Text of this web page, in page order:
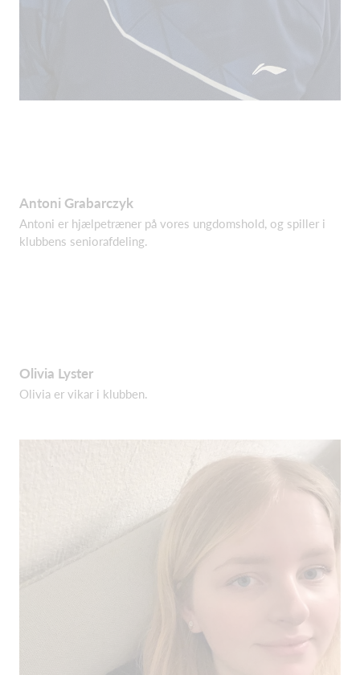
Antoni Grabarczyk
Antoni er hjælpetræner på vores ungdomshold, og spiller i
klubbens seniorafdeling.
Olivia Lyster
Olivia er vikar i klubben.